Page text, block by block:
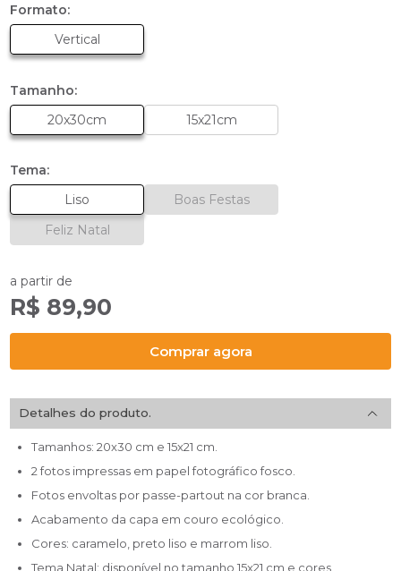
Formato:
Vertical
Tamanho:
20x30cm
15x21cm
Tema:
Liso
Boas Festas
Feliz Natal
a partir de
R$ 89,90
Comprar agora
Detalhes do produto.
Tamanhos: 20x30 cm e 15x21 cm.
2 fotos impressas em papel fotográfico fosco.
Fotos envoltas por passe-partout na cor branca.
Acabamento da capa em couro ecológico.
Cores: caramelo, preto liso e marrom liso.
Tema Natal: disponível no tamanho 15x21 cm e cores